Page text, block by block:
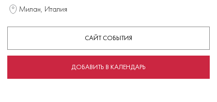
Милан, Италия
САЙТ СОБЫТИЯ
ДОБАВИТЬ В КАЛЕНДАРЬ